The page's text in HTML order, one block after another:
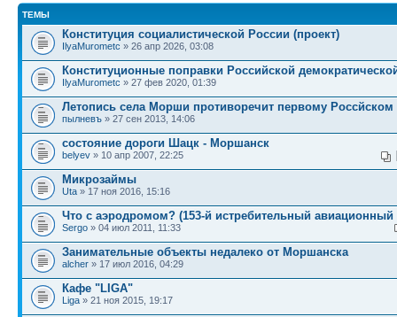
ТЕМЫ
Конституция социалистической России (проект)
IlyaMurometc » 26 апр 2026, 03:08
Конституционные поправки Российской
IlyaMurometc » 27 фев 2020, 01:39
Летопись села Морши противоречит первому Россйском
пылневъ » 27 сен 2013, 14:06
состояние дороги Шацк - Моршанск
belyev » 10 апр 2007, 22:25
Микрозаймы
Uta » 17 ноя 2016, 15:16
Что с аэродромом? (153-й истребительный авиационный
Sergo » 04 июл 2011, 11:33
Занимательные объекты недалеко от Моршанска
alcher » 17 июл 2016, 04:29
Кафе "LIGA"
Liga » 21 ноя 2015, 19:17